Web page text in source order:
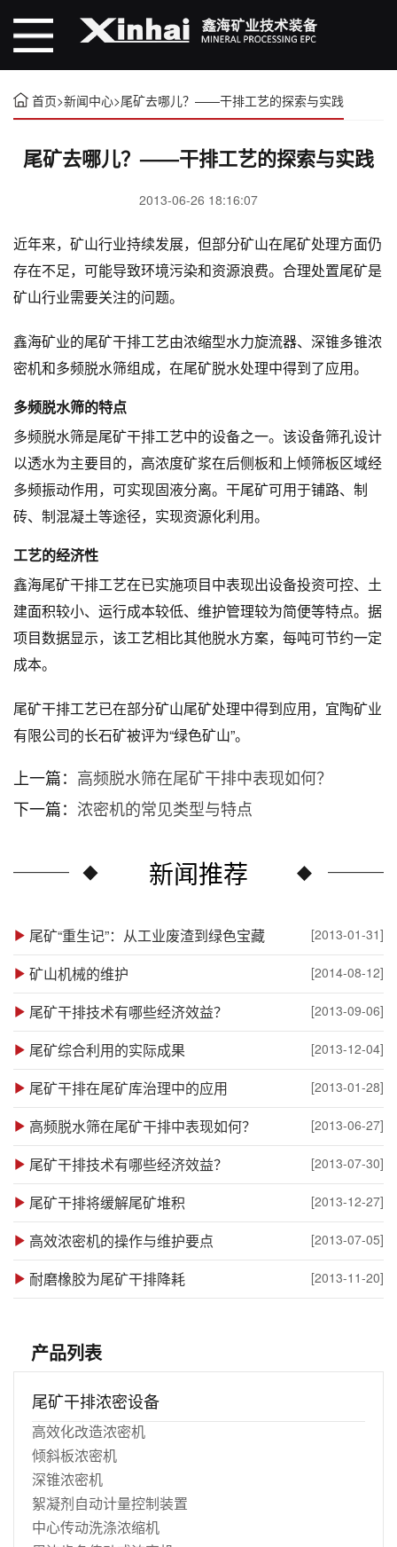
首页>新闻中心>尾矿去哪儿？——干排工艺的探索与实践
尾矿去哪儿？——干排工艺的探索与实践
2013-06-26 18:16:07
近年来，矿山行业持续发展，但部分矿山在尾矿处理方面仍
存在不足，可能导致环境污染和资源浪费。合理处置尾矿是
矿山行业需要关注的问题。
鑫海矿业的尾矿干排工艺由浓缩型水力旋流器、深锥多锥浓
密机和多频脱水筛组成，在尾矿脱水处理中得到了应用。
多频脱水筛的特点
多频脱水筛是尾矿干排工艺中的设备之一。该设备筛孔设计
以透水为主要目的，高浓度矿浆在后侧板和上倾筛板区域经
多频振动作用，可实现固液分离。干尾矿可用于铺路、制
砖、制混凝土等途径，实现资源化利用。
工艺的经济性
鑫海尾矿干排工艺在已实施项目中表现出设备投资可控、土
建面积较小、运行成本较低、维护管理较为简便等特点。据
项目数据显示，该工艺相比其他脱水方案，每吨可节约一定
成本。
尾矿干排工艺已在部分矿山尾矿处理中得到应用，宜陶矿业
有限公司的长石矿被评为“绿色矿山”。
上一篇： 高频脱水筛在尾矿干排中表现如何？
下一篇： 浓密机的常见类型与特点
新闻推荐
尾矿“重生记”：从工业废渣到绿色宝藏 [2013-01-31]
矿山机械的维护 [2014-08-12]
尾矿干排技术有哪些经济效益？ [2013-09-06]
尾矿综合利用的实际成果 [2013-12-04]
尾矿干排在尾矿库治理中的应用 [2013-01-28]
高频脱水筛在尾矿干排中表现如何？ [2013-06-27]
尾矿干排技术有哪些经济效益？ [2013-07-30]
尾矿干排将缓解尾矿堆积 [2013-12-27]
高效浓密机的操作与维护要点 [2013-07-05]
耐磨橡胶为尾矿干排降耗 [2013-11-20]
产品列表
尾矿干排浓密设备
高效化改造浓密机
倾斜板浓密机
深锥浓密机
絮凝剂自动计量控制装置
中心传动洗涤浓缩机